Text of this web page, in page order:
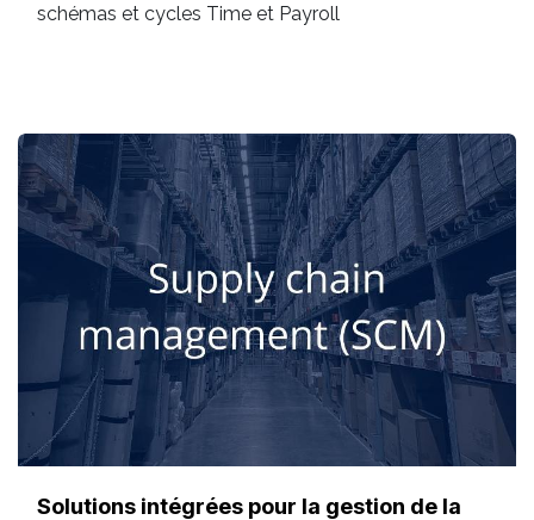
schémas et cycles Time et Payroll
Solutions intégrées pour la gestion de la